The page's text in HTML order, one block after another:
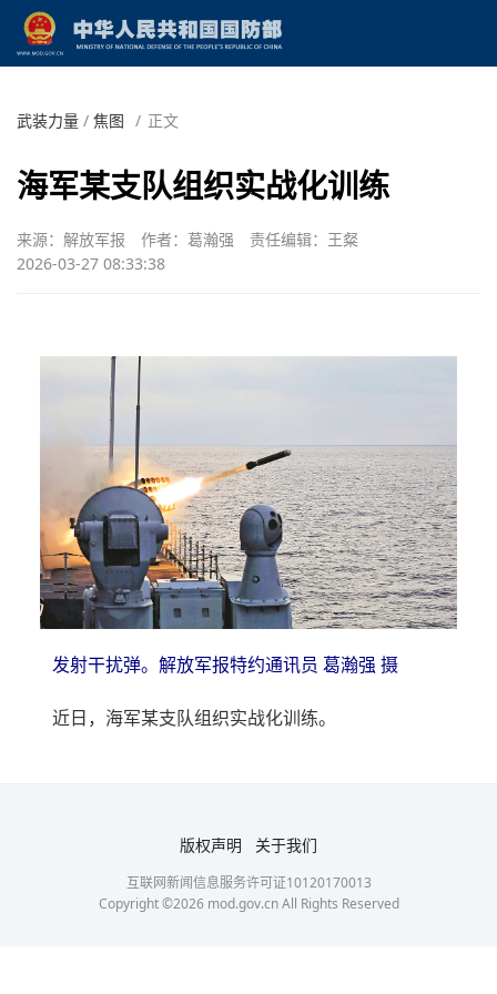
武装力量 / 焦图 / 正文
海军某支队组织实战化训练
来源：解放军报 作者：葛瀚强
责任编辑：王粲
2026-03-27 08:33:38
发射干扰弹。解放军报特约通讯员 葛瀚强 摄
近日，海军某支队组织实战化训练。
版权声明 关于我们
互联网新闻信息服务许可证10120170013
Copyright ©2026mod.gov.cn All Rights Reserved